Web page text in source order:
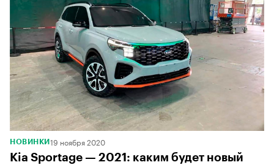
НОВИНКИ 19 ноября 2020
Kia Sportage — 2021: каким будет новый